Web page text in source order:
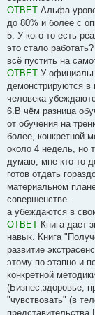
ОТВЕТ Альфа-
до 80% и более с
5. У кого то есть
это стало
всё пустить на
ОТВЕТ У
демонстрируются в
человека
6.В чём разница
от обучения на
более, конкретной
около 4 недель, но
думаю, мне кто-то
готов отдать
материальном
совершенстве.
а убеждаются в
ОТВЕТ Книга дает
навык. Книга
развитие
этому по-этапно и
конкретной
(Бизнес,здоровье,
"чувствовать" (в